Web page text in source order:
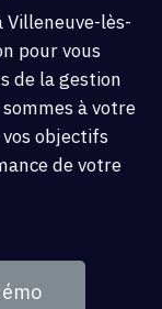
Villeneuve-lès-
pour vous
de la gestion
à votre
objectifs
de votre